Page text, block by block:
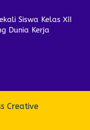
Siswa Kelas XII
Dunia Kerja
Creative